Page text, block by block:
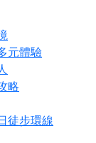
元體驗
略
徒步環線